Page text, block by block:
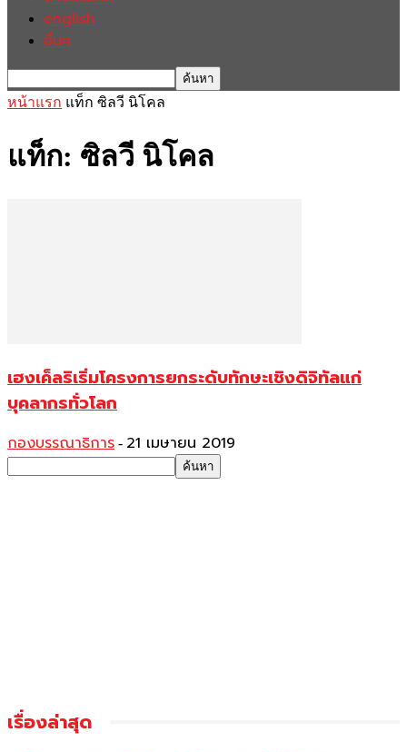
english
อื่นๆ
หน้าแรก แท็ก ซิลวี นิโคล
แท็ก: ซิลวี นิโคล
เฮงเค็ลริเริ่มโครงการยกระดับทักษะเชิงดิจิทัลแก่
บุคลากรทั่วโลก
กองบรรณาธิการ - 21 เมษายน 2019
เรื่องล่าสุด